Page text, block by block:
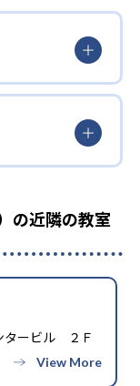
の近隣の教室
タービル ２Ｆ